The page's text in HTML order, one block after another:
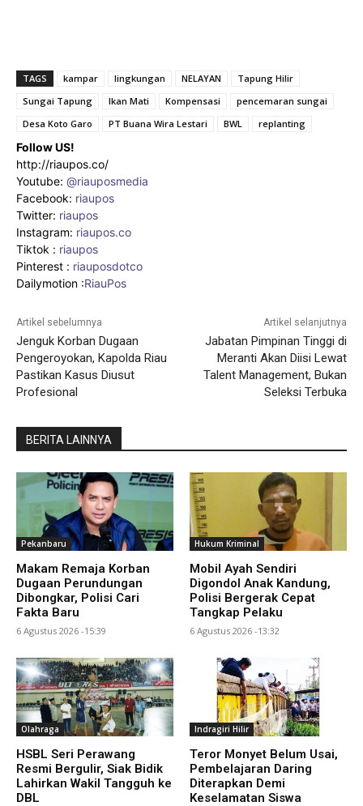
TAGS kampar lingkungan NELAYAN
Tapung Hilir
Sungai Tapung
Ikan Mati Kompensasi
pencemaran sungai
Desa Koto Garo
PT Buana Wira Lestari BWL replanting
Follow US!
http://riaupos.co/
Youtube: @riauposmedia
Facebook: riaupos
Twitter: riaupos
Instagram: riaupos.co
Tiktok : riaupos
Pinterest : riauposdotco
Dailymotion :RiauPos
Artikel sebelumnya
Jenguk Korban Dugaan
Pengeroyokan, Kapolda Riau
Pastikan Kasus Diusut
Profesional
Artikel selanjutnya
Jabatan Pimpinan Tinggi di
Meranti Akan Diisi Lewat
Talent Management, Bukan
Seleksi Terbuka
BERITA LAINNYA
Pekanbaru
Makam Remaja Korban
Dugaan Perundungan
Dibongkar, Polisi Cari
Fakta Baru
6 Agustus 2026 -15:39
Hukum Kriminal
Mobil Ayah Sendiri
Digondol Anak Kandung,
Polisi Bergerak Cepat
Tangkap Pelaku
6 Agustus 2026 -13:32
Olahraga
HSBL Seri Perawang
Resmi Bergulir, Siak Bidik
Lahirkan Wakil Tangguh ke
DBL
Indragiri Hilir
Teror Monyet Belum Usai,
Pembelajaran Daring
Diterapkan Demi
Keselamatan Siswa